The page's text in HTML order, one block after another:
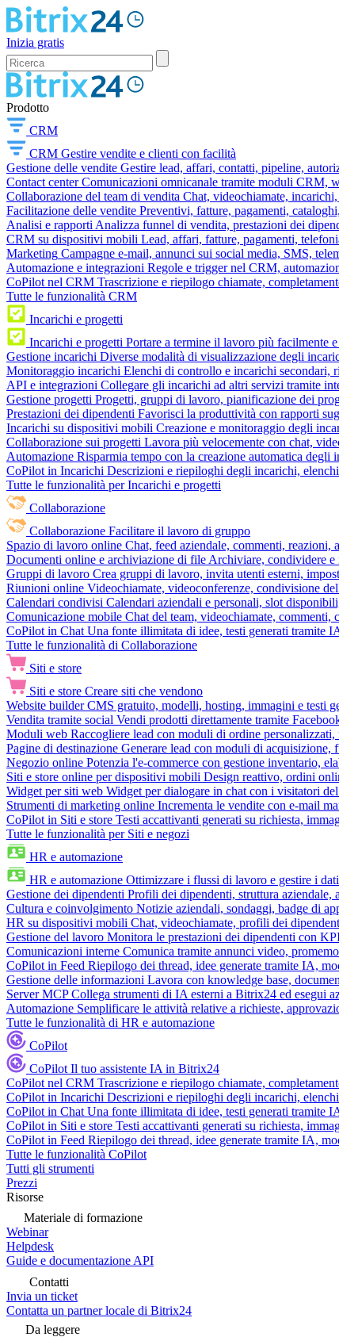
Inizia gratis
Prodotto
CRM
CRM Gestire vendite e clienti con facilità
Gestione delle vendite Gestire lead, affari, contatti, pipeline,
Contact center Comunicazioni omnicanale tramite moduli CRM,
Collaborazione del team di vendita Chat, videochiamate,
Facilitazione delle vendite Preventivi, fatture, pagamenti,
Analisi e rapporti Analizza funnel di vendita, prestazioni dei
CRM su dispositivi mobili Lead, affari, fatture, pagamenti,
Marketing Campagne e-mail, annunci sui social media, SMS,
Automazione e integrazioni Regole e trigger nel CRM,
CoPilot nel CRM Trascrizione e riepilogo chiamate,
Tutte le funzionalità CRM
Incarichi e progetti
Incarichi e progetti Portare a termine il lavoro più facilmente
Gestione incarichi Diverse modalità di visualizzazione degli
Monitoraggio incarichi Elenchi di controllo e incarichi secondari,
API e integrazioni Collegare gli incarichi ad altri servizi tramite
Gestione progetti Progetti, gruppi di lavoro, pianificazione dei
Prestazioni dei dipendenti Favorisci la produttività con rapporti
Incarichi su dispositivi mobili Creazione e monitoraggio degli
Collaborazione sui progetti Lavora più velocemente con chat,
Automazione Risparmia tempo con la creazione automatica
CoPilot in Incarichi Descrizioni e riepiloghi degli incarichi,
Tutte le funzionalità per Incarichi e progetti
Collaborazione
Collaborazione Facilitare il lavoro di gruppo
Spazio di lavoro online Chat, feed aziendale, commenti, reazioni,
Documenti online e archiviazione di file Archiviare, condividere
Gruppi di lavoro Crea gruppi di lavoro, invita utenti esterni,
Riunioni online Videochiamate, videoconferenze, condivisione
Calendari condivisi Calendari aziendali e personali, slot
Comunicazione mobile Chat del team, videochiamate, commenti,
CoPilot in Chat Una fonte illimitata di idee, testi generati tramite
Tutte le funzionalità di Collaborazione
Siti e store
Siti e store Creare siti che vendono
Website builder CMS gratuito, modelli, hosting, immagini e testi
Vendita tramite social Vendi prodotti direttamente tramite
Moduli web Raccogliere lead con moduli di ordine
Pagine di destinazione Generare lead con moduli di
Negozio online Potenzia l'e-commerce con gestione inventario,
Siti e store online per dispositivi mobili Design reattivo, ordini
Widget per siti web Widget per dialogare in chat con i visitatori
Strumenti di marketing online Incrementa le vendite con e-mail
CoPilot in Siti e store Testi accattivanti generati su richiesta,
Tutte le funzionalità per Siti e negozi
HR e automazione
HR e automazione Ottimizzare i flussi di lavoro e gestire i
Gestione dei dipendenti Profili dei dipendenti, struttura
Cultura e coinvolgimento Notizie aziendali, sondaggi, badge di
HR su dispositivi mobili Chat, videochiamate, profili dei
Gestione del lavoro Monitora le prestazioni dei dipendenti con
Comunicazioni interne Comunica tramite annunci video,
CoPilot in Feed Riepilogo dei thread, idee generate tramite IA,
Gestione delle informazioni Lavora con knowledge base,
Server MCP Collega strumenti di IA esterni a Bitrix24 ed esegui
Automazione Semplificare le attività relative a richieste,
Tutte le funzionalità di HR e automazione
CoPilot
CoPilot Il tuo assistente IA in Bitrix24
CoPilot nel CRM Trascrizione e riepilogo chiamate,
CoPilot in Incarichi Descrizioni e riepiloghi degli incarichi,
CoPilot in Chat Una fonte illimitata di idee, testi generati tramite
CoPilot in Siti e store Testi accattivanti generati su richiesta,
CoPilot in Feed Riepilogo dei thread, idee generate tramite IA,
Tutte le funzionalità CoPilot
Tutti gli strumenti
Prezzi
Risorse
Materiale di formazione
Webinar
Helpdesk
Guide e documentazione API
Contatti
Invia un ticket
Contatta un partner locale di Bitrix24
Da leggere